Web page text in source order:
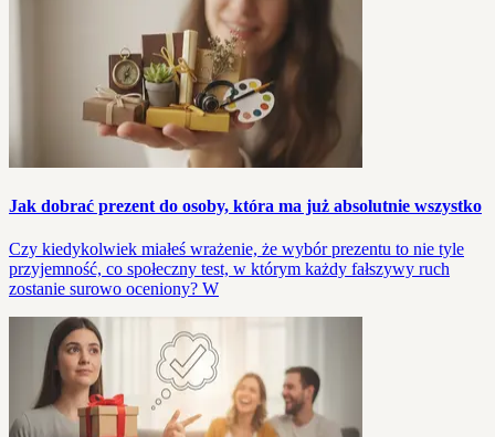
Jak dobrać prezent do osoby, która ma już absolutnie wszystko
Czy kiedykolwiek miałeś wrażenie, że wybór prezentu to nie tyle
przyjemność, co społeczny test, w którym każdy fałszywy ruch
zostanie surowo oceniony? W